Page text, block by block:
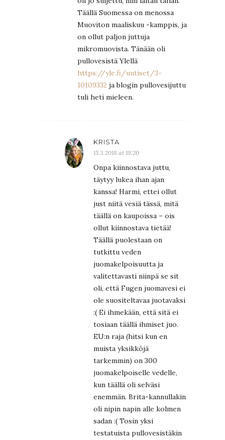
Täällä Suomessa on menossa
Muoviton maaliskuu -kamppis, ja
on ollut paljon juttuja
mikromuovista. Tänään oli
pullovesistä Ylellä
https://yle.fi/uutiset/3-
10109332 ja blogin pullovesijuttu
tuli heti mieleen.
KRISTA
15.3.2018 at 19:20
Onpa kiinnostava juttu,
täytyy lukea ihan ajan
kanssa! Harmi, ettei ollut
just niitä vesiä tässä, mitä
täällä on kaupoissa – ois
ollut kiinnostava tietää!
Täällä puolestaan on
tutkittu veden
juomakelpoisuutta ja
valitettavasti niinpä se sit
oli, että Fugen juomavesi ei
ole suositeltavaa juotavaksi
:( Ei ihmekään, että sitä ei
tosiaan täällä ihmiset juo.
EU:n raja (hitsi kun en
muista yksikköjä
tarkemmin) on 300
juomakelpoiselle vedelle,
kun täällä oli selväsi
enemmän. Brita-kannullakin
oli nipin napin alle kolmen
sadan :( Tosin yksi
testatuista pullovesistäkin